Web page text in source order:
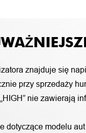
znajduje się
przy sprzedaży
nie zawierają
dotyczące modelu